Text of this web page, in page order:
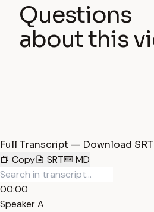
Questions
about this
Full Transcript — Download
Copy
SRT MD
00:00
Speaker A